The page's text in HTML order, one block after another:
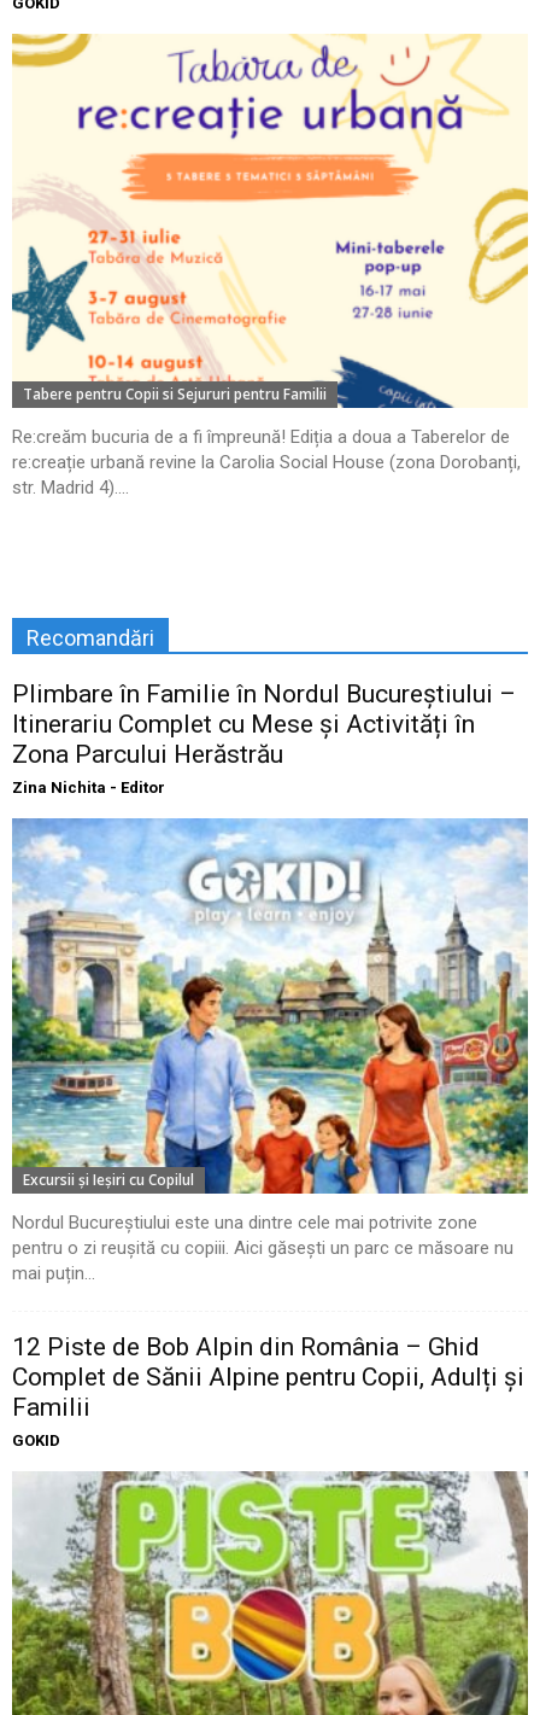
Tabere pentru Copii si Sejururi pentru Familii
Re:creăm bucuria de a fi împreună! Ediția a doua a Taberelor de
re:creație urbană revine la Carolia Social House (zona Dorobanți,
str. Madrid 4)....
Recomandări
Plimbare în Familie în Nordul Bucureștiului –
Itinerariu Complet cu Mese și Activități în
Zona Parcului Herăstrău
Zina Nichita - Editor
Excursii şi Ieşiri cu Copilul
Nordul Bucureștiului este una dintre cele mai potrivite zone
pentru o zi reușită cu copiii. Aici găsești un parc ce măsoare nu
mai puțin...
12 Piste de Bob Alpin din România – Ghid
Complet de Sănii Alpine pentru Copii, Adulți și
Familii
GOKID